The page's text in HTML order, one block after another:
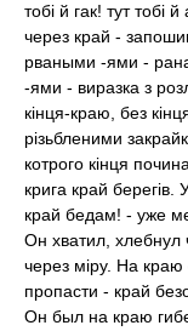
тобі й гак! тут
через край -
рваными -ями -
-ями - виразка з
кінця-краю, без
різьбленими
котрого кінця
крига край
край бедам! - уже
Он хватил, хлебнул
через міру. На краю
пропасти - край
Он был на краю